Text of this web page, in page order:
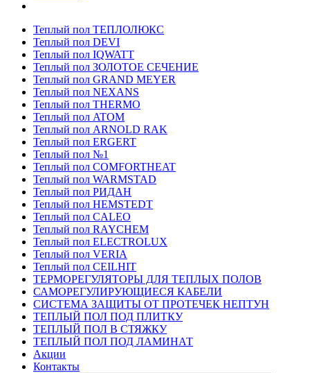
Теплый пол ТЕПЛОЛЮКС
Теплый пол DEVI
Теплый пол IQWATT
Теплый пол ЗОЛОТОЕ СЕЧЕНИЕ
Теплый пол GRAND MEYER
Теплый пол NEXANS
Теплый пол THERMO
Теплый пол ATOM
Теплый пол ARNOLD RAK
Теплый пол ERGERT
Теплый пол №1
Теплый пол COMFORTHEAT
Теплый пол WARMSTAD
Теплый пол РИДАН
Теплый пол HEMSTEDT
Теплый пол CALEO
Теплый пол RAYCHEM
Теплый пол ELECTROLUX
Теплый пол VERIA
Теплый пол CEILHIT
ТЕРМОРЕГУЛЯТОРЫ ДЛЯ ТЕПЛЫХ ПОЛОВ
САМОРЕГУЛИРУЮЩИЕСЯ КАБЕЛИ
СИСТЕМА ЗАЩИТЫ ОТ ПРОТЕЧЕК НЕПТУН
ТЕПЛЫЙ ПОЛ ПОД ПЛИТКУ
ТЕПЛЫЙ ПОЛ В СТЯЖКУ
ТЕПЛЫЙ ПОЛ ПОД ЛАМИНАТ
Акции
Контакты